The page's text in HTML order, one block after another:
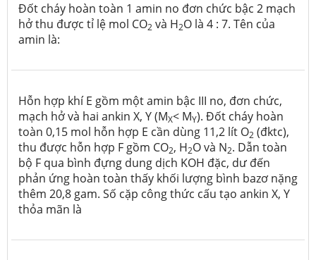
Đốt cháy hoàn toàn 1 amin no đơn chức bậc 2 mạch
hở thu được tỉ lệ mol CO2 và H2O là 4 : 7. Tên của
amin là:
Hỗn hợp khí E gồm một amin bậc III no, đơn chức,
mạch hở và hai ankin X, Y (MX< MY). Đốt cháy hoàn
toàn 0,15 mol hỗn hợp E cần dùng 11,2 lít O2 (đktc),
thu được hỗn hợp F gồm CO2, H2O và N2. Dẫn toàn
bộ F qua bình đựng dung dịch KOH đặc, dư đến
phản ứng hoàn toàn thấy khối lượng bình bazơ nặng
thêm 20,8 gam. Số cặp công thức cấu tạo ankin X, Y
thỏa mãn là